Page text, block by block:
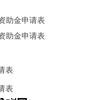
助金申请表
助金申请表
表
表